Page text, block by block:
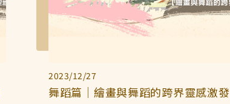
2023/12/27
舞蹈篇｜繪畫與舞蹈的跨界靈感激發